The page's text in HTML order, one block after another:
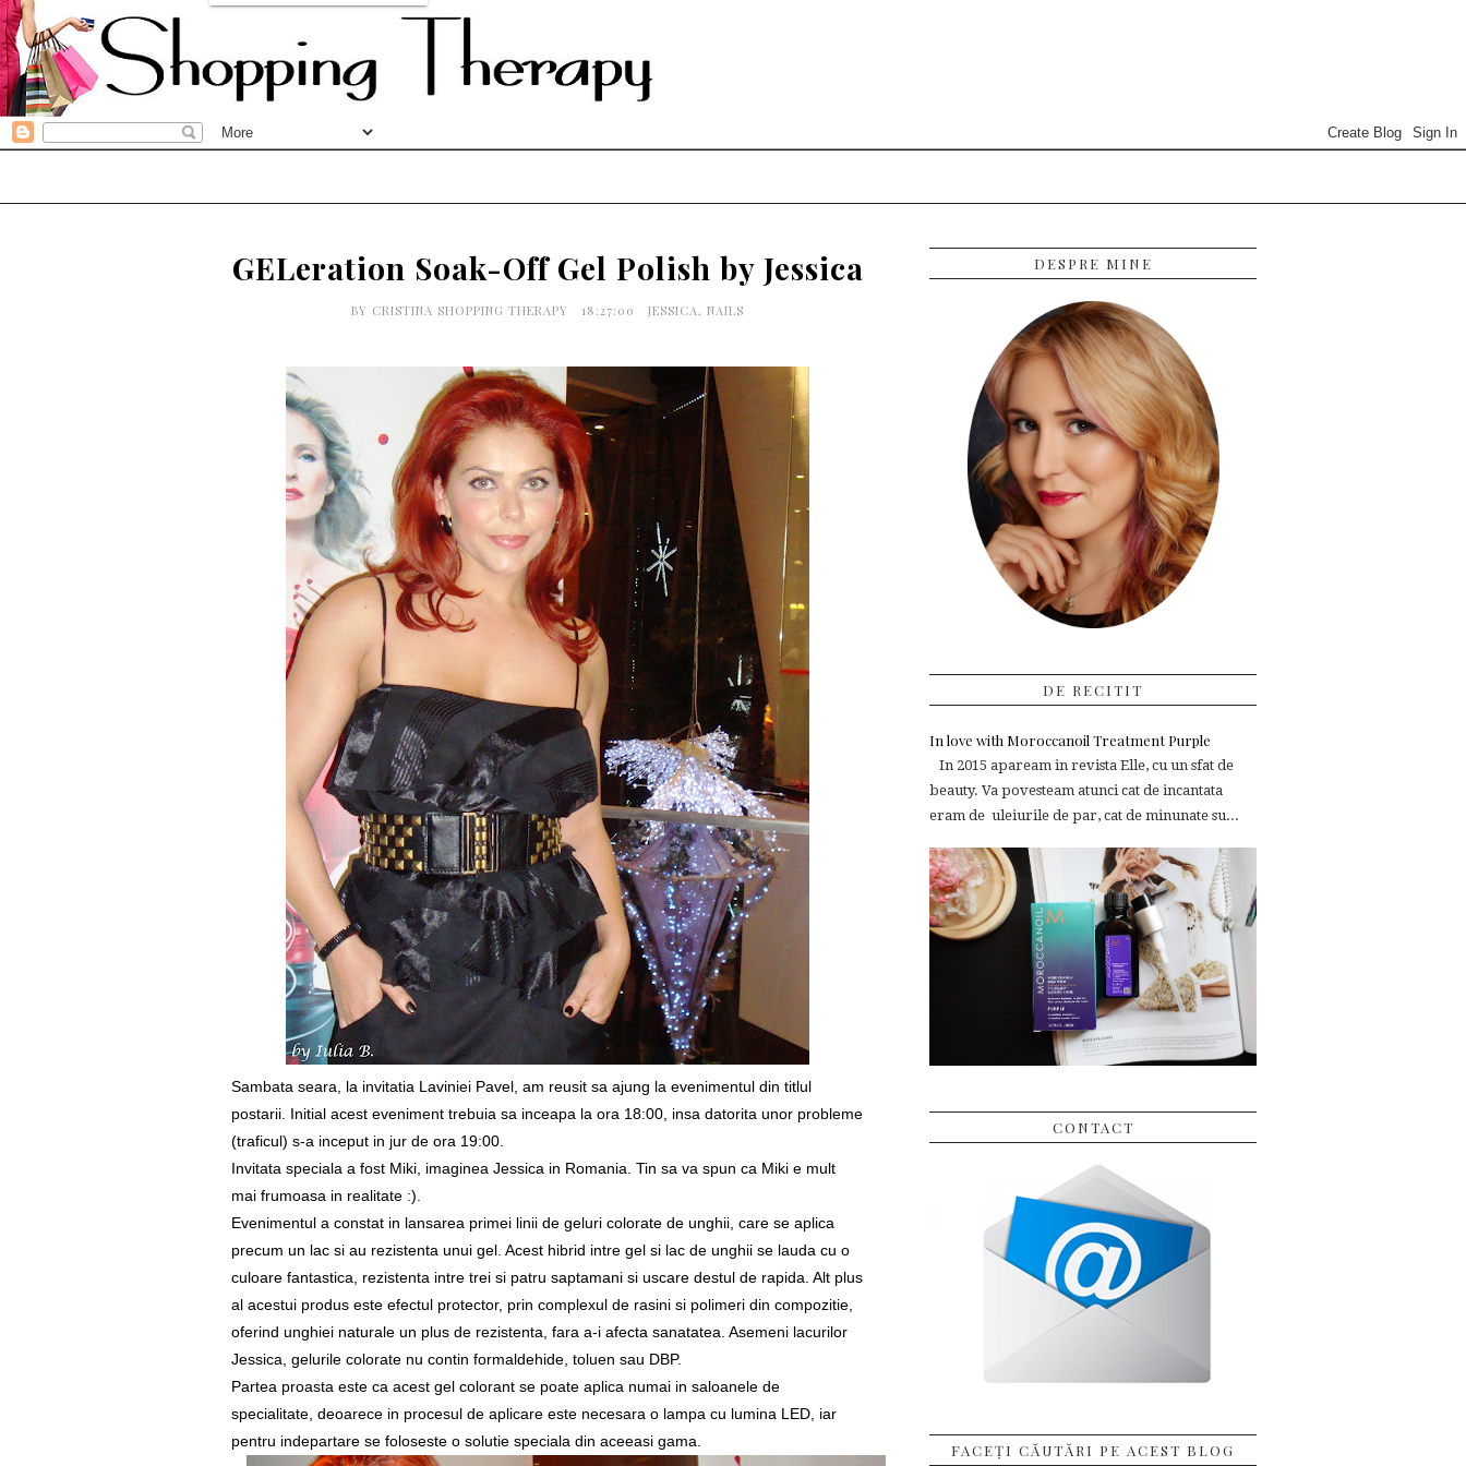
GELeration Soak-Off Gel Polish by Jessica
BY CRISTINA SHOPPING THERAPY 18:27:00 JESSICA, NAILS
Sambata seara, la invitatia Laviniei Pavel, am reusit sa ajung la evenimentul din titlul
postarii. Initial acest eveniment trebuia sa inceapa la ora 18:00, insa datorita unor probleme
(traficul) s-a inceput in jur de ora 19:00.
Invitata speciala a fost Miki, imaginea Jessica in Romania. Tin sa va spun ca Miki e mult
mai frumoasa in realitate :).
Evenimentul a constat in lansarea primei linii de geluri colorate de unghii, care se aplica
precum un lac si au rezistenta unui gel. Acest hibrid intre gel si lac de unghii se lauda cu o
culoare fantastica, rezistenta intre trei si patru saptamani si uscare destul de rapida. Alt plus
al acestui produs este efectul protector, prin complexul de rasini si polimeri din compozitie,
oferind unghiei naturale un plus de rezistenta, fara a-i afecta sanatatea. Asemeni lacurilor
Jessica, gelurile colorate nu contin formaldehide, toluen sau DBP.
Partea proasta este ca acest gel colorant se poate aplica numai in saloanele de
specialitate, deoarece in procesul de aplicare este necesara o lampa cu lumina LED, iar
pentru indepartare se foloseste o solutie speciala din aceeasi gama.
DESPRE MINE
DE RECITIT
In love with Moroccanoil Treatment Purple
In 2015 apaream in revista Elle, cu un sfat de
beauty. Va povesteam atunci cat de incantata
eram de uleiurile de par, cat de minunate su...
CONTACT
FACEȚI CĂUTĂRI PE ACEST BLOG